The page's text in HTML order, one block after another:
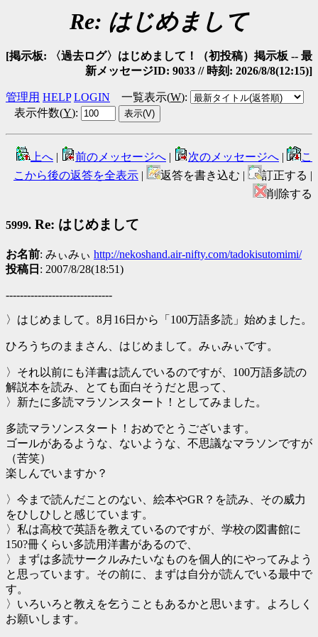
Re: はじめまして
[掲示板: 〈過去ログ〉はじめまして！（初投稿）掲示板 -- 最
新メッセージID: 9033 // 時刻: 2026/8/8(12:15)]
管理用 HELP LOGIN 一覧表示(W):
表示件数(Y):
上へ | 前のメッセージへ | 次のメッセージへ |
こ
こから後の返答を全表示 | 返答を書き込む |
訂正する |
削除する
5999. Re: はじめまして
お名前: みぃみぃ http://nekoshand.air-nifty.com/tadokisutomimi/
投稿日 : 2007/8/28(18:51)
------------------------------
〉はじめまして。8月16日から「100万語多読」始めました。
ひろうちのままさん、はじめまして。みぃみぃです。
〉それ以前にも洋書は読んでいるのですが、100万語多読の
解説本を読み、とても面白そうだと思って、
〉新たに多読マラソンスタート！としてみました。
多読マラソンスタート！おめでとうございます。
ゴールがあるような、ないような、不思議なマラソンですが
（苦笑）
楽しんでいますか？
〉今まで読んだことのない、絵本やGR？を読み、その威力
をひしひしと感じています。
〉私は高校で英語を教えているのですが、学校の図書館に
150?冊くらい多読用洋書があるので、
〉まずは多読サークルみたいなものを個人的にやってみよう
と思っています。その前に、まずは自分が読んでいる最中で
す。
〉いろいろと教えを乞うこともあるかと思います。よろしく
お願いします。